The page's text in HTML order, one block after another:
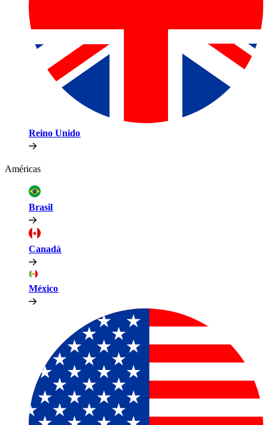
Reino Unido​​
Américas​​
Brasil​​
Canadá​​
México​​